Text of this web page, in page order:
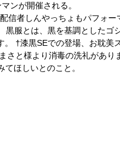
ンが開催される。
者しんやっちょもパフォー
服とは、黒を基調としたゴ
†漆黒SEでの登場、お耽
と様より消毒の洗礼があり
ほしいとのこと。